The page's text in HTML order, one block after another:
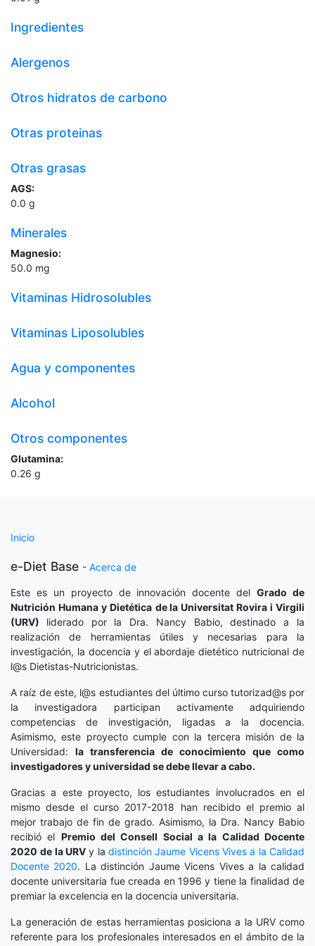
Ingredientes
Alergenos
Otros hidratos de carbono
Otras proteinas
Otras grasas
AGS:
0.0 g
Minerales
Magnesio:
50.0 mg
Vitaminas Hidrosolubles
Vitaminas Liposolubles
Agua y componentes
Alcohol
Otros componentes
Glutamina:
0.26 g
Inicio
e-Diet Base - Acerca de
Este es un proyecto de innovación docente delGrado de
Nutrición Humana y Dietética de la Universitat Rovira i Virgili
(URV) liderado por la Dra. Nancy Babio, destinado a la
realización de herramientas útiles y necesarias para la
investigación, la docencia y el abordaje dietético nutricional de
l@s Dietistas-Nutricionistas.
A raíz de este, l@s estudiantes del último curso tutorizad@s por
la investigadora participan activamente adquiriendo
competencias de investigación, ligadas a la docencia.
Asimismo, este proyecto cumple con la tercera misión de la
Universidad: la transferencia de conocimiento que como
investigadores y universidad se debe llevar a cabo.
Gracias a este proyecto, los estudiantes involucrados en el
mismo desde el curso 2017-2018 han recibido el premio al
mejor trabajo de fin de grado. Asimismo, la Dra. Nancy Babio
recibió el Premio del Consell Social a la Calidad Docente
2020 de la URV y ladistinción Jaume Vicens Vives a la Calidad
Docente 2020. La distinción Jaume Vicens Vives a la calidad
docente universitaria fue creada en 1996 y tiene la finalidad de
premiar la excelencia en la docencia universitaria.
La generación de estas herramientas posiciona a la URV como
referente para los profesionales interesados en el ámbito de la